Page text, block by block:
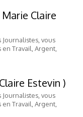
Claire
vous
Travail, Argent,
Estevin )
vous
Travail, Argent,